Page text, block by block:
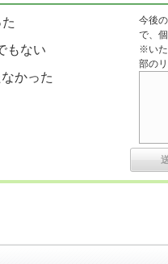
もない
かった
今後
で、
※いた
部の